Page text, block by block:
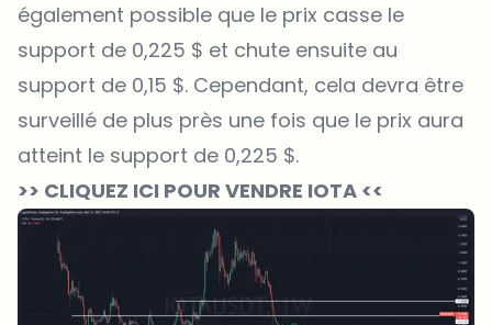
également possible que le prix casse le
support de 0,225 $ et chute ensuite au
support de 0,15 $. Cependant, cela devra être
surveillé de plus près une fois que le prix aura
atteint le support de 0,225 $.
>> CLIQUEZ ICI POUR VENDRE IOTA <<